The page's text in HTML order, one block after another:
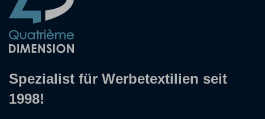
Spezialist für Werbetextilien seit
1998!